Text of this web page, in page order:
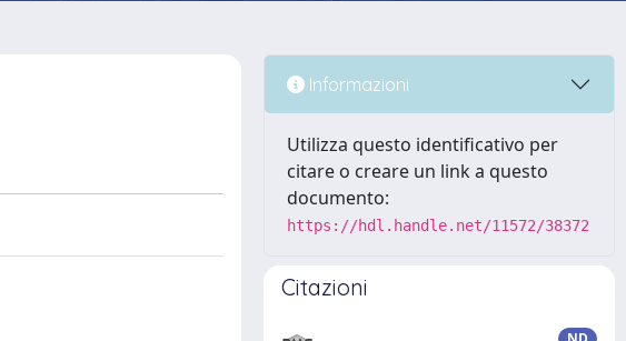
Informazioni
Utilizza questo identificativo per
citare o creare un link a questo
documento:
https://hdl.handle.net/11572/38372
Citazioni